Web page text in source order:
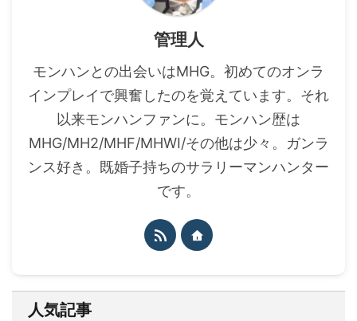
管理人
モンハンとの出会いはMHG。初めてのオンラ
インプレイで興奮したのを覚えています。それ
以来モンハンファンに。モンハン歴は
MHG/MH2/MHF/MHWI/その他は少々。ガンラ
ンス好き。既婚子持ちのサラリーマンハンター
です。
人気記事